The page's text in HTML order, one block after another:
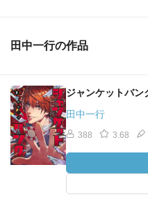
田中一行の作品
ジャンケットバン
田中一行
388 3.68